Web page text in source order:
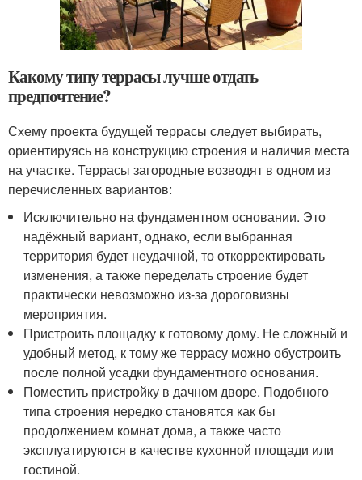
Какому типу террасы лучше отдать
предпочтение?
Схему проекта будущей террасы следует выбирать,
ориентируясь на конструкцию строения и наличия места
на участке. Террасы загородные возводят в одном из
перечисленных вариантов:
Исключительно на фундаментном основании. Это
надёжный вариант, однако, если выбранная
территория будет неудачной, то откорректировать
изменения, а также переделать строение будет
практически невозможно из-за дороговизны
мероприятия.
Пристроить площадку к готовому дому. Не сложный и
удобный метод, к тому же террасу можно обустроить
после полной усадки фундаментного основания.
Поместить пристройку в дачном дворе. Подобного
типа строения нередко становятся как бы
продолжением комнат дома, а также часто
эксплуатируются в качестве кухонной площади или
гостиной.